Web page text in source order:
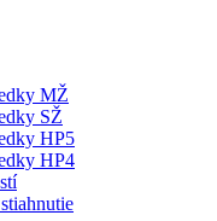
MŽ
SŽ
HP5
HP4